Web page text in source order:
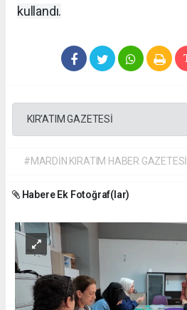
kullandı.
KIR'ATIM GAZETESİ
#MARDİN KIRATIM HABER GAZETESİ
Habere Ek Fotoğraf(lar)